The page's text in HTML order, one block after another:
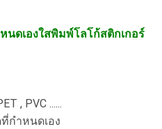
นดเองใสพิมพ์โลโก้สติกเกอร์
, PVC ......
กำหนดเอง